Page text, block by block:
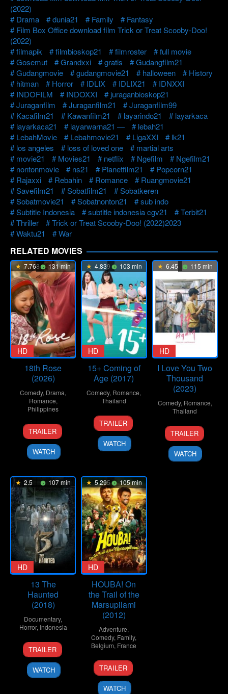
(2022)
Drama
dunia21 Family
Fantasy
Film Box Office download film Trick or Treat Scooby-Doo!
(2022)
filmapik
filmbioskop21 filmroster
full movie
Gosemut
Grandxxi gratis
Gudangfilm21
Gudangmovie
gudangmovie21 halloween
History
hitman
Horror IDLIX IDLIX21
IDNXXI
INDOFILM
INDOXXI
juraganbioskop21
Juraganfilm
Juraganfilm21
Juraganfilm99
Kacafilm21
Kawanfilm21 layarindo21
layarkaca
layarkaca21
layarwarna21 —
lebah21
LebahMovie
Lebahmovie21 LigaXXI
lk21
los angeles
loss of loved one
martial arts
movie21
Movies21 netflix Ngefilm
Ngefilm21
nontonmovie
ns21 Planetfilm21
Popcorn21
Rajaxxi
Rebahin Romance
Ruangmovie21
Savefilm21
Sobatfilm21
Sobatkeren
Sobatmovie21
Sobatnonton21
sub indo
Subtitle Indonesia
subtitle indonesia cgv21
Terbit21
Thriller
Trick or Treat Scooby-Doo! (2022)2023
Waktu21
War
RELATED MOVIES
7.768 131 min
HD
18th Rose
(2026)
Comedy, Drama,
Romance,
Philippines
9
Apr
2026
Dolly
Dulu
TRAILER
WATCH
4.839 103 min
HD
15+ Coming of
Age (2017)
Comedy, Romance,
Thailand
3
Aug
2017
Naphat
Chitveerapat
TRAILER
WATCH
6.45 115 min
HD
I Love You Two
Thousand
(2023)
Comedy, Romance,
Thailand
12
Oct
2023
Nareubadee
Wetchakam
TRAILER
WATCH
2.5 107 min
HD
13 The
Haunted
(2018)
Documentary,
Horror, Indonesia
26
Jul
2018
Muhammad
Rusni
TRAILER
WATCH
5.295 105 min
HD
HOUBA! On
the Trail of the
Marsupilami
(2012)
Adventure,
Comedy, Family,
Belgium, France
3
Apr
2012
Alain
Chabat
TRAILER
WATCH